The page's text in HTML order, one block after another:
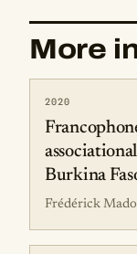
More
2020
Burkina
Frédérick